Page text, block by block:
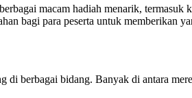
macam hadiah menarik,
bagi para peserta untuk memberikan
berbagai bidang. Banyak di antara